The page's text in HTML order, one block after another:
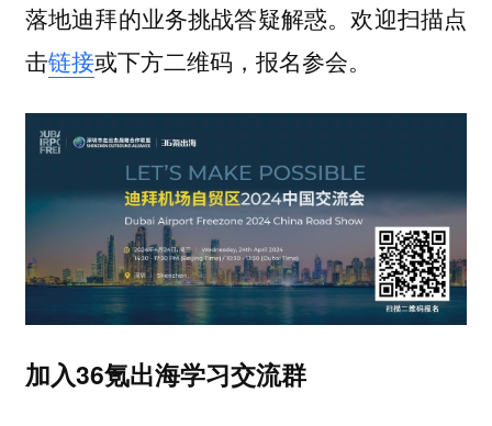
落地迪拜的业务挑战答疑解惑。欢迎扫描点
击链接或下方二维码，报名参会。
加入36氪出海学习交流群